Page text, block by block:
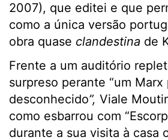
2007), que editei e que
como a única versão
obra quase clandestina de
Frente a um auditório
surpreso perante “um
desconhecido”, Viale
como esbarrou com
durante a sua visita à casa